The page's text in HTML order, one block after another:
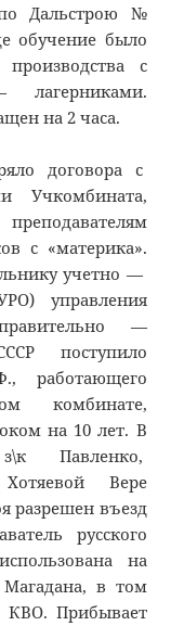
Дальстрою №
обучение было
с
лагерниками.
на 2 часа.
договора с
Учкомбината,
с «материка».
учетно —
управления
—
поступило
работающего
комбинате,
на 10 лет. В
Павленко,
Вере
разрешен въезд
русского
на
в том
КВО. Прибывает